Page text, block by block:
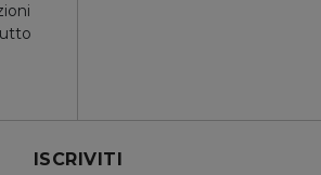
ISCRIVITI